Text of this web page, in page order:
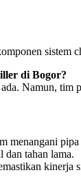
sistem
di Bogor?
Namun, tim
menangani
dan tahan lama.
kinerja